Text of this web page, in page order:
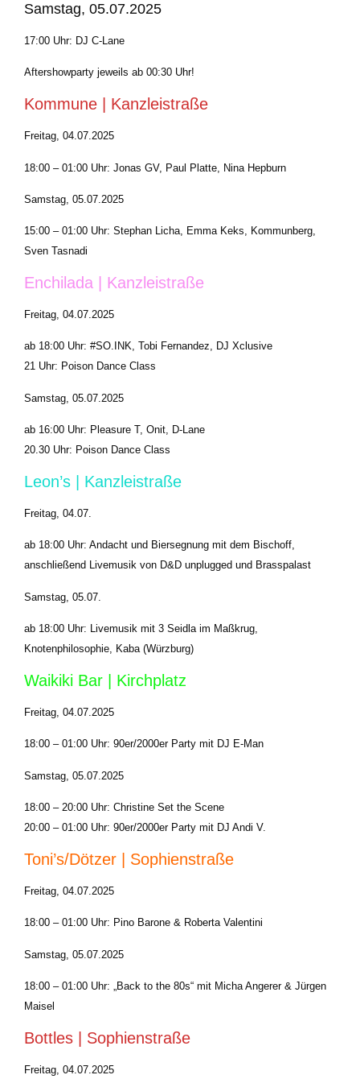
Samstag, 05.07.2025
17:00 Uhr: DJ C‑Lane
Aftershowparty jeweils ab 00:30 Uhr!
Kommune | Kanzleistraße
Freitag, 04.07.2025
18:00 – 01:00 Uhr: Jonas GV, Paul Platte, Nina Hepburn
Samstag, 05.07.2025
15:00 – 01:00 Uhr: Stephan Licha, Emma Keks, Kommunberg,
Sven Tasnadi
Enchilada | Kanzleistraße
Freitag, 04.07.2025
ab 18:00 Uhr: #SO.INK, Tobi Fernandez, DJ Xclusive
21 Uhr: Poison Dance Class
Samstag, 05.07.2025
ab 16:00 Uhr: Pleasure T, Onit, D‑Lane
20.30 Uhr: Poison Dance Class
Leon’s | Kanzleistraße
Freitag, 04.07.
ab 18:00 Uhr: Andacht und Biersegnung mit dem Bischoff,
anschließend Livemusik von D&D unplugged und Brasspalast
Samstag, 05.07.
ab 18:00 Uhr: Livemusik mit 3 Seidla im Maßkrug,
Knotenphilosophie, Kaba (Würzburg)
Waikiki Bar | Kirchplatz
Freitag, 04.07.2025
18:00 – 01:00 Uhr: 90er/2000er Party mit DJ E‑Man
Samstag, 05.07.2025
18:00 – 20:00 Uhr: Christine Set the Scene
20:00 – 01:00 Uhr: 90er/2000er Party mit DJ Andi V.
Toni’s/Dötzer | Sophienstraße
Freitag, 04.07.2025
18:00 – 01:00 Uhr: Pino Barone & Roberta Valentini
Samstag, 05.07.2025
18:00 – 01:00 Uhr: „Back to the 80s“ mit Micha Angerer & Jürgen
Maisel
Bottles | Sophienstraße
Freitag, 04.07.2025